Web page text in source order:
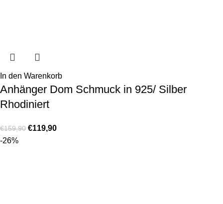
In den Warenkorb
Anhänger Dom Schmuck in 925/ Silber
Rhodiniert
€159,90 €119,90
-26%